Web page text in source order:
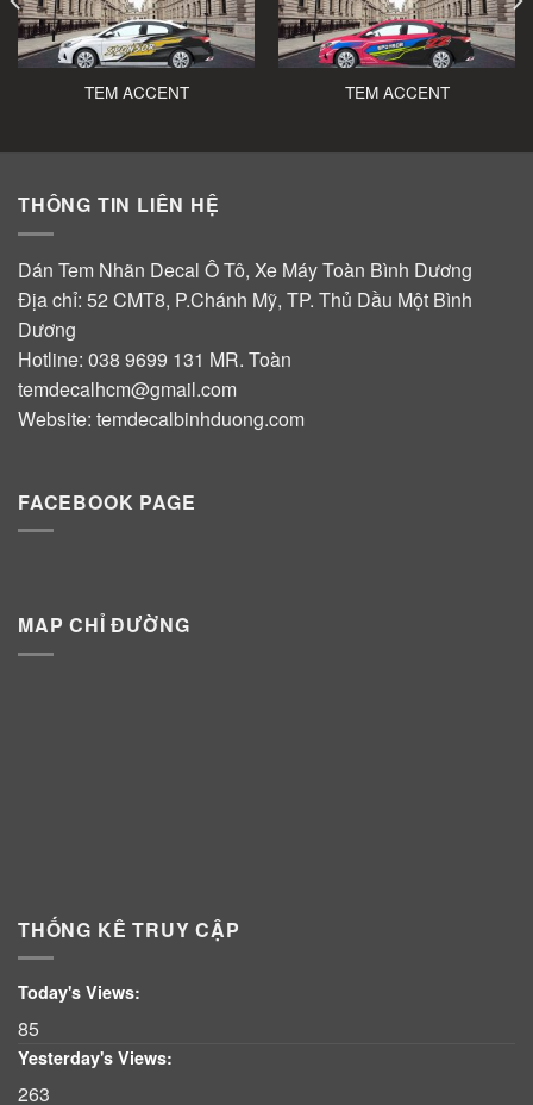
TEM ACCENT TEM ACCENT
THÔNG TIN LIÊN HỆ
Dán Tem Nhãn Decal Ô Tô, Xe Máy Toàn Bình Dương
Địa chỉ: 52 CMT8, P.Chánh Mỹ, TP. Thủ Dầu Một Bình
Dương
Hotline: 038 9699 131 MR. Toàn
temdecalhcm@gmail.com
Website: temdecalbinhduong.com
FACEBOOK PAGE
MAP CHỈ ĐƯỜNG
THỐNG KÊ TRUY CẬP
Today's Views:
85
Yesterday's Views:
263